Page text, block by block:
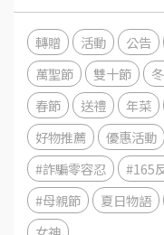
轉贈 活動 公告
萬聖節
雙十節
春節
送禮 年菜
好物推薦
優惠活動
#詐騙零容忍
#165
#母親節
夏日物語